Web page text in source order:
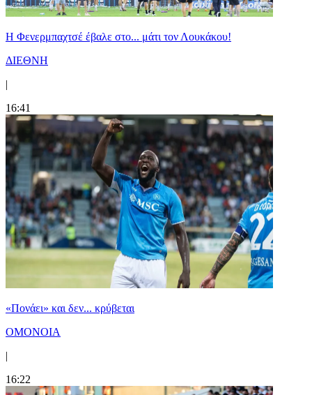
Η Φενερμπαχτσέ έβαλε στο... μάτι τον Λουκάκου!
ΔΙΕΘΝΗ
|
16:41
«Πονάει» και δεν... κρύβεται
ΟΜΟΝΟΙΑ
|
16:22